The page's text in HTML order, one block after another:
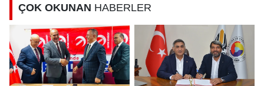
ÇOK OKUNAN HABERLER